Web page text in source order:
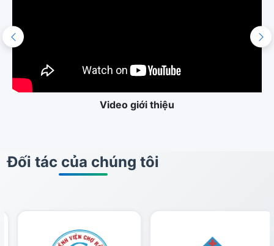
Video giới thiệu
Đối tác của chúng tôi